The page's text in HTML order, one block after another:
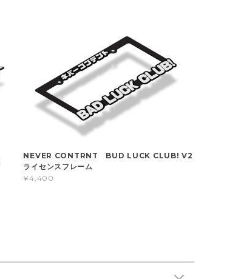
NEVER CONTRNT BUD LUCK CLUB! V2
ライセンスフレーム
¥4,400